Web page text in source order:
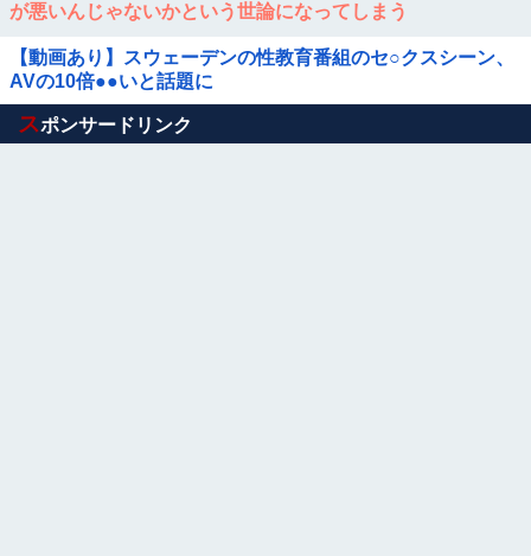
が悪いんじゃないかという世論になってしまう
【動画あり】スウェーデンの性教育番組のセ○クスシーン、
AVの10倍●●いと話題に
Powered by livedoor 相互RSS
スポンサードリンク